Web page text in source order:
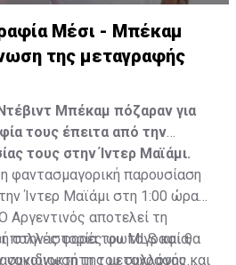
Μέσι - Μπέκαμ
της μεταγραφής
Μπέκαμ πόζαραν για
τους έπειτα από την
τους στην Ίντερ Μαϊάμι.
φαντασμαγορική παρουσίαση
Ίντερ Μαϊάμι στη 1:00 ώρα
Αργεντινός αποτελεί τη
στην ιστορία του MLS και θα
του συλλόγου και
πολλές φορές φωτογραφία,
της μεταγραφής